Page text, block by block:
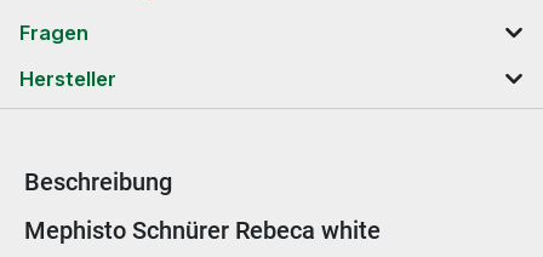
Fragen
Hersteller
Beschreibung
Produktinformationen
Mephisto Schnürer Rebeca white